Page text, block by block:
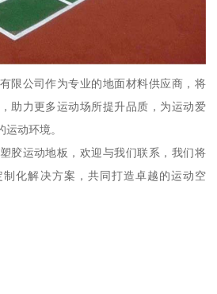
限公司作为专业的地面材料供应商，将
助力更多运动场所提升品质，为运动爱
动环境。
胶运动地板，欢迎与我们联系，我们将
化解决方案，共同打造卓越的运动空